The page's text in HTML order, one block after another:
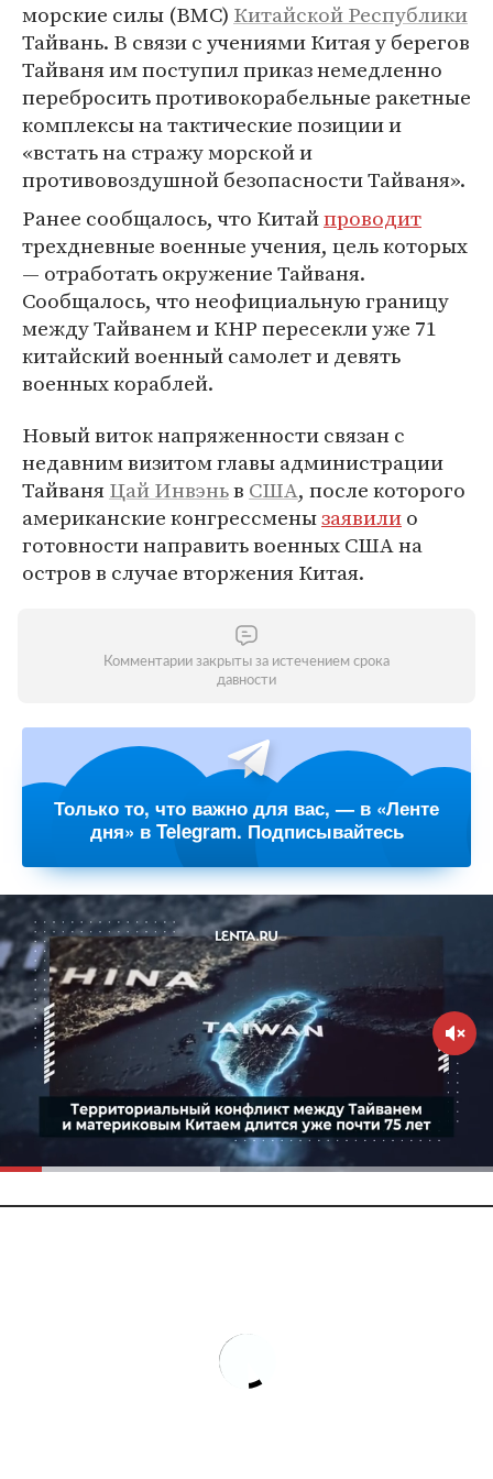
морские силы (ВМС) Китайской Республики
Тайвань. В связи с учениями Китая у берегов
Тайваня им поступил приказ немедленно
перебросить противокорабельные ракетные
комплексы на тактические позиции и
«встать на стражу морской и
противовоздушной безопасности Тайваня».
Ранее сообщалось, что Китайпроводит
трехдневные военные учения, цель которых
— отработать окружение Тайваня.
Сообщалось, что неофициальную границу
между Тайванем и КНР пересекли уже 71
китайский военный самолет и девять
военных кораблей.
Новый виток напряженности связан с
недавним визитом главы администрации
ТайваняЦай Инвэньв США, после которого
американские конгрессменызаявилио
готовности направить военных США на
остров в случае вторжения Китая.
Комментарии закрыты за истечением срока
давности
Только то, что важно для вас, — в «Ленте
дня» в Telegram. Подписывайтесь